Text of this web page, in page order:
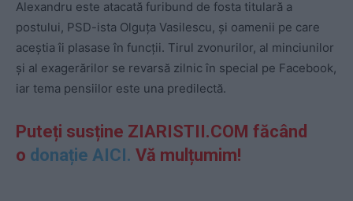
Alexandru este atacată furibund de fosta titulară a
postului, PSD-ista Olguța Vasilescu, și oamenii pe care
aceștia îi plasase în funcții. Tirul zvonurilor, al minciunilor
și al exagerărilor se revarsă zilnic în special pe Facebook,
iar tema pensiilor este una predilectă.
Puteți susține ZIARISTII.COM făcând
o donație AICI. Vă mulțumim!